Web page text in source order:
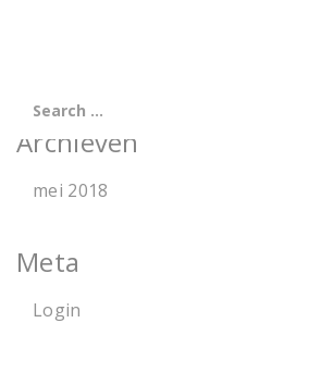
Archieven
mei 2018
Meta
Login